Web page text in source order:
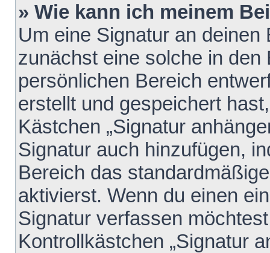
» Wie kann ich meinem
Um eine Signatur an
zunächst eine solche in den
persönlichen Bereich
erstellt und gespeichert
Kästchen „Signatur
Signatur auch hinzufügen,
Bereich das
aktivierst. Wenn du einen
Signatur verfassen
Kontrollkästchen „Signatur